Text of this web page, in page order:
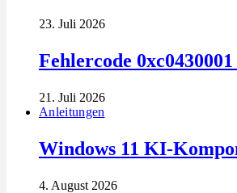
23. Juli 2026
Fehlercode
21. Juli 2026
Anleitungen
Windows 11 KI-
4. August 2026